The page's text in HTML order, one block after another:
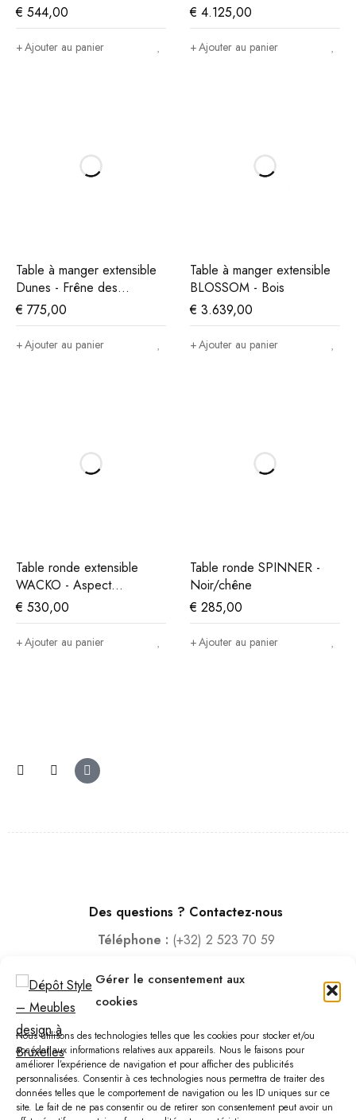
Gérer le consentement aux
cookies
Nous utilisons des technologies telles que les cookies pour stocker et/ou
accéder aux informations relatives aux appareils. Nous le faisons pour
améliorer l’expérience de navigation et pour afficher des publicités
personnalisées. Consentir à ces technologies nous permettra de traiter des
données telles que le comportement de navigation ou les ID uniques sur ce
site. Le fait de ne pas consentir ou de retirer son consentement peut avoir un
€ 544,00
Ajouter au panier
€ 4.125,00
Ajouter au panier
Table à manger extensible
Dunes - Frêne des
montagnes
€ 775,00
Ajouter au panier
Table à manger extensible
BLOSSOM - Bois
€ 3.639,00
Ajouter au panier
Table ronde extensible
WACKO - Aspect
marbre/anthracite
€ 530,00
Ajouter au panier
Table ronde SPINNER -
Noir/chêne
€ 285,00
Ajouter au panier
Des questions ? Contactez-nous
Téléphone : (+32) 2 523 70 59
Adresse : Rue des Deux Gares 6, 1070 Bruxelles
Lundi – Samedi :10:00 – 18:30
Vendredi :10:00-13:00 – 15:00 -18:30
Dimanche :12:00-18:00